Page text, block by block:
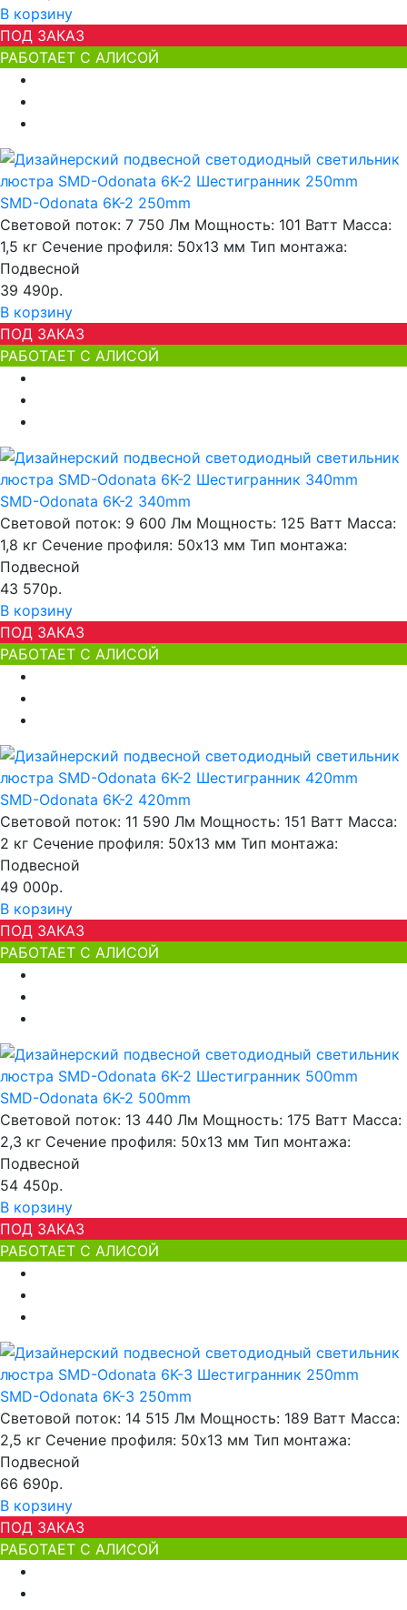
В корзину
ПОД ЗАКАЗ
РАБОТАЕТ С АЛИСОЙ
SMD-Odonata 6K-2 250mm
Световой поток: 7 750 Лм Мощность: 101 Ватт Масса:
1,5 кг Сечение профиля: 50х13 мм Тип монтажа:
Подвесной
39 490р.
В корзину
ПОД ЗАКАЗ
РАБОТАЕТ С АЛИСОЙ
SMD-Odonata 6K-2 340mm
Световой поток: 9 600 Лм Мощность: 125 Ватт Масса:
1,8 кг Сечение профиля: 50х13 мм Тип монтажа:
Подвесной
43 570р.
В корзину
ПОД ЗАКАЗ
РАБОТАЕТ С АЛИСОЙ
SMD-Odonata 6K-2 420mm
Световой поток: 11 590 Лм Мощность: 151 Ватт Масса:
2 кг Сечение профиля: 50х13 мм Тип монтажа:
Подвесной
49 000р.
В корзину
ПОД ЗАКАЗ
РАБОТАЕТ С АЛИСОЙ
SMD-Odonata 6K-2 500mm
Световой поток: 13 440 Лм Мощность: 175 Ватт Масса:
2,3 кг Сечение профиля: 50х13 мм Тип монтажа:
Подвесной
54 450р.
В корзину
ПОД ЗАКАЗ
РАБОТАЕТ С АЛИСОЙ
SMD-Odonata 6K-3 250mm
Световой поток: 14 515 Лм Мощность: 189 Ватт Масса:
2,5 кг Сечение профиля: 50х13 мм Тип монтажа:
Подвесной
66 690р.
В корзину
ПОД ЗАКАЗ
РАБОТАЕТ С АЛИСОЙ